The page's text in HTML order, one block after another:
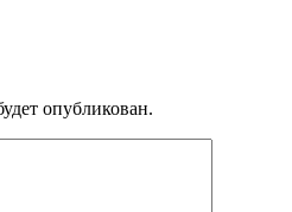
опубликован.